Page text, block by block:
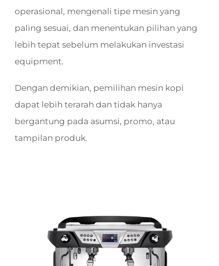
operasional, mengenali tipe mesin yang
paling sesuai, dan menentukan pilihan yang
lebih tepat sebelum melakukan investasi
equipment.
Dengan demikian, pemilihan mesin kopi
dapat lebih terarah dan tidak hanya
bergantung pada asumsi, promo, atau
tampilan produk.